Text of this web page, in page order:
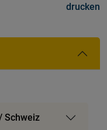
drucken
Schweiz